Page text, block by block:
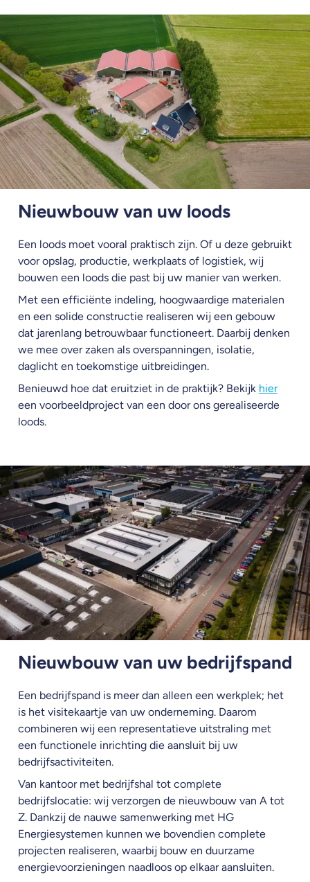
Nieuwbouw van uw loods
Een loods moet vooral praktisch zijn. Of u deze gebruikt
voor opslag, productie, werkplaats of logistiek, wij
bouwen een loods die past bij uw manier van werken.
Met een efficiënte indeling, hoogwaardige materialen
en een solide constructie realiseren wij een gebouw
dat jarenlang betrouwbaar functioneert. Daarbij denken
we mee over zaken als overspanningen, isolatie,
daglicht en toekomstige uitbreidingen.
Benieuwd hoe dat eruitziet in de praktijk? Bekijk hier
een voorbeeldproject van een door ons gerealiseerde
loods.
Nieuwbouw van uw bedrijfspand
Een bedrijfspand is meer dan alleen een werkplek; het
is het visitekaartje van uw onderneming. Daarom
combineren wij een representatieve uitstraling met
een functionele inrichting die aansluit bij uw
bedrijfsactiviteiten.
Van kantoor met bedrijfshal tot complete
bedrijfslocatie: wij verzorgen de nieuwbouw van A tot
Z. Dankzij de nauwe samenwerking met HG
Energiesystemen kunnen we bovendien complete
projecten realiseren, waarbij bouw en duurzame
energievoorzieningen naadloos op elkaar aansluiten.